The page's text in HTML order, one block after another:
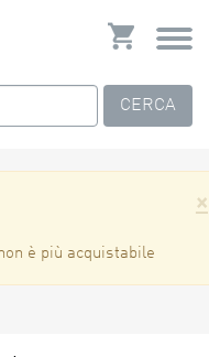
CERCA
×
è più acquistabile